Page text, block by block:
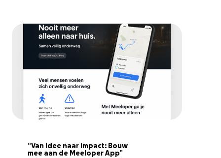
“Van idee naar impact: Bouw
mee aan de Meeloper App”